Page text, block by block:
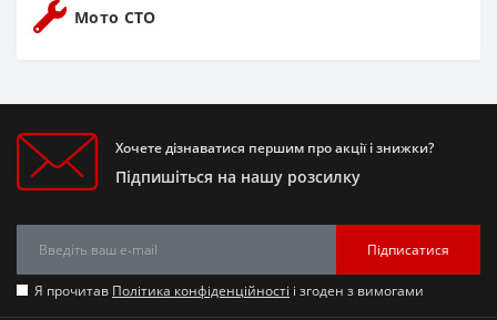
Мото СТО
Хочете дізнаватися першим про акції і знижки?
Підпишіться на нашу розсилку
Підписатися
Я прочитав Політика конфіденційності і згоден з вимогами